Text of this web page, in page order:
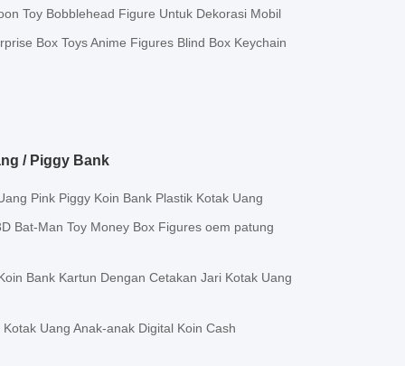
Toy Bobblehead Figure Untuk Dekorasi Mobil
Box Toys Anime Figures Blind Box Keychain
/ Piggy Bank
Pink Piggy Koin Bank Plastik Kotak Uang
Bat-Man Toy Money Box Figures oem patung
Bank Kartun Dengan Cetakan Jari Kotak Uang
Uang Anak-anak Digital Koin Cash